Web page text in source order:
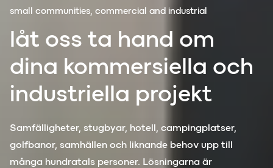
small communities, commercial and industrial
låt oss ta hand om
dina kommersiella och
industriella projekt
Samfälligheter, stugbyar, hotell, campingplatser,
golfbanor, samhällen och liknande behov upp till
många hundratals personer. Lösningarna är